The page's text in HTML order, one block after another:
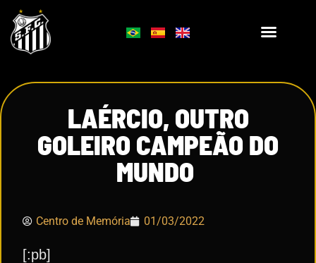
LAÉRCIO, OUTRO
GOLEIRO CAMPEÃO DO
MUNDO
Centro de Memória 01/03/2022
[:pb]